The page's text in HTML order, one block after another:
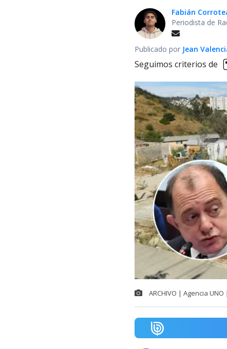
Fabián
Periodista de
Publicado por Jean
Seguimos criterios de
ARCHIVO | Agencia UNO